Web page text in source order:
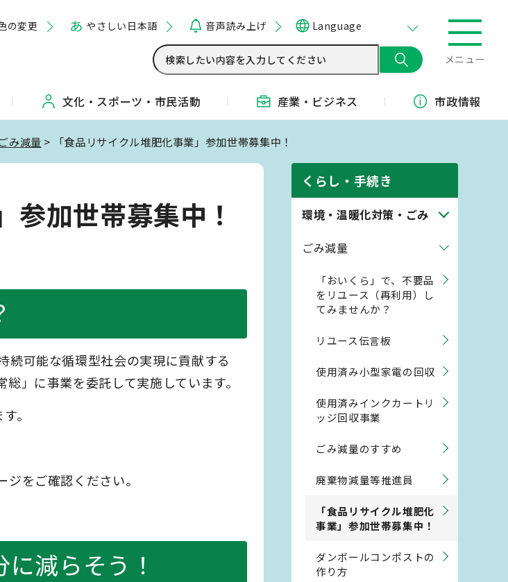
の変更 やさしい日本語 音声読み上げ Language
メニュー
文化・ スポーツ・ 市民活動 産業・ ビジネス 市政情報
ごみ減量 > 「食品リサイクル堆肥化事業」参加世帯募集中！
参加世帯募集中！
続可能な循環型社会の実現に貢献する
」に事業を委託して実施しています。
。
をご確認ください。
減らそう！
くらし・手続き
環境・温暖化対策・ごみ
ごみ減量
「おいくら」で、不要品
をリユース（再利用）し
てみませんか？
リユース伝言板
使用済み小型家電の回収
使用済みインクカートリ
ッジ回収事業
ごみ減量のすすめ
廃棄物減量等推進員
「食品リサイクル堆肥化
事業」参加世帯募集中！
ダンボールコンポストの
作り方